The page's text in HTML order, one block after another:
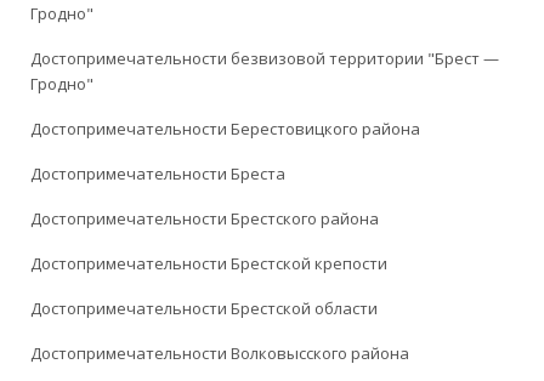
Гродно"
Достопримечательности безвизовой территории "Брест —
Гродно"
Достопримечательности Берестовицкого района
Достопримечательности Бреста
Достопримечательности Брестского района
Достопримечательности Брестской крепости
Достопримечательности Брестской области
Достопримечательности Волковысского района